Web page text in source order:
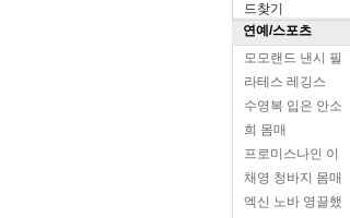
드찾기
연예/스포츠
모모랜드 낸시 필
라테스 레깅스
수영복 입은 안소
희 몸매
프로미스나인 이
채영 청바지 몸매
엑신 노바 영끌했